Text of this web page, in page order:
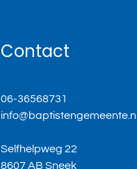
Contact
06-36568731
info@baptistengemeente.nl
Selfhelpweg 22
8607 AB Sneek